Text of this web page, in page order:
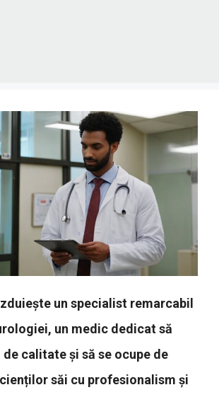
un specialist remarcabil
un medic dedicat să
calitate și să se ocupe de
săi cu profesionalism și